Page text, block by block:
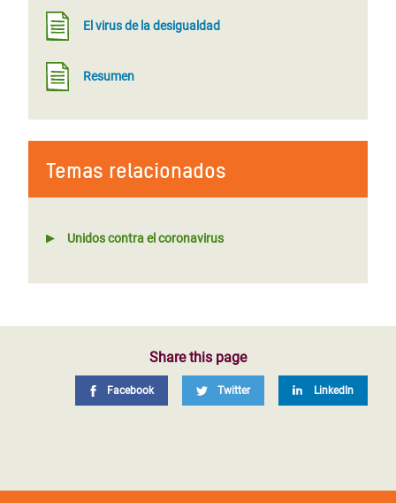
El virus de la desigualdad
Resumen
Temas relacionados
Unidos contra el coronavirus
Share this page
Facebook Twitter LinkedIn